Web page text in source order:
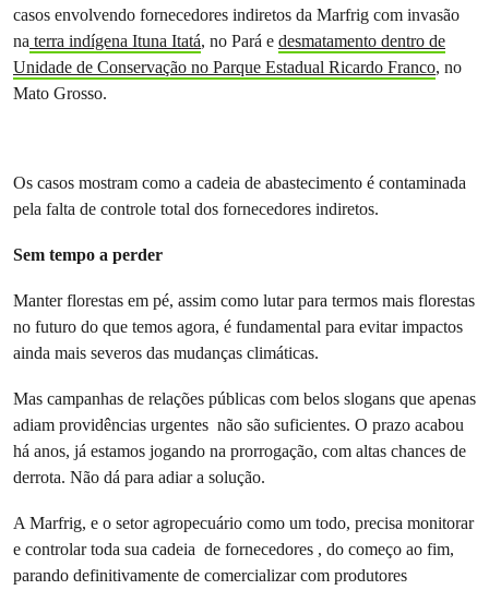
casos envolvendo fornecedores indiretos da Marfrig com invasão
na terra indígena Ituna Itatá, no Pará e desmatamento dentro de
Unidade de Conservação no Parque Estadual Ricardo Franco, no
Mato Grosso.
Os casos mostram como a cadeia de abastecimento é contaminada
pela falta de controle total dos fornecedores indiretos.
Sem tempo a perder
Manter florestas em pé, assim como lutar para termos mais florestas
no futuro do que temos agora, é fundamental para evitar impactos
ainda mais severos das mudanças climáticas.
Mas campanhas de relações públicas com belos slogans que apenas
adiam providências urgentes não são suficientes. O prazo acabou
há anos, já estamos jogando na prorrogação, com altas chances de
derrota. Não dá para adiar a solução.
A Marfrig, e o setor agropecuário como um todo, precisa monitorar
e controlar toda sua cadeia de fornecedores , do começo ao fim,
parando definitivamente de comercializar com produtores